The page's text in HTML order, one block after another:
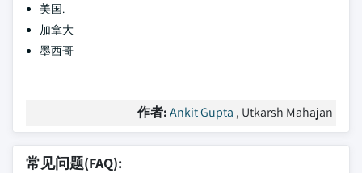
美国.
加拿大
墨西哥
作者:Ankit Gupta , Utkarsh Mahajan
常见问题(FAQ):